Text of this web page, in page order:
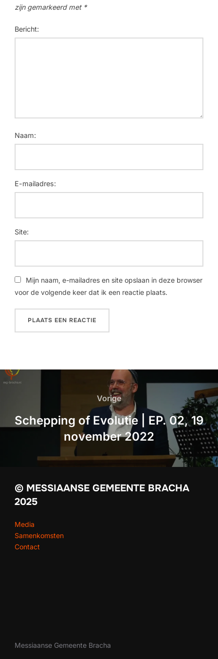
zijn gemarkeerd met *
Bericht:
Naam:
E-mailadres:
Site:
Mijn naam, e-mailadres en site opslaan in deze browser
voor de volgende keer dat ik een reactie plaats.
Vorige
Schepping of Evolutie | EP. 02, 19
november 2022
© MESSIAANSE GEMEENTE BRACHA
2025
Media
Samenkomsten
Contact
Messiaanse Gemeente Bracha